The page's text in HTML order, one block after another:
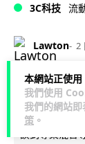
本網站正使
我們使用
我們的網站
策 。
3C科技 流
Lawton 2
【評測
耳機：
談到專業混音